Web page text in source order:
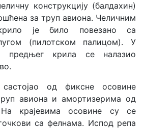
конструкцију (балдахин)
за труп авиона. Челичним
је било повезано са
(пилотском палицом). У
предњег крила се налазио
од фиксне осовине
авиона и амортизерима од
крајевима осовине су се
са фелнама. Испод репа